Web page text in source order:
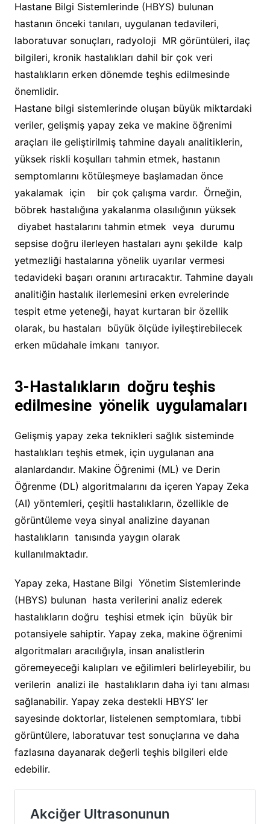
Hastane Bilgi Sistemlerinde (HBYS) bulunan
hastanın önceki tanıları, uygulanan tedavileri,
laboratuvar sonuçları, radyoloji MR görüntüleri, ilaç
bilgileri, kronik hastalıkları dahil bir çok veri
hastalıkların erken dönemde teşhis edilmesinde
önemlidir.
Hastane bilgi sistemlerinde oluşan büyük miktardaki
veriler, gelişmiş yapay zeka ve makine öğrenimi
araçları ile geliştirilmiş tahmine dayalı analitiklerin,
yüksek riskli koşulları tahmin etmek, hastanın
semptomlarını kötüleşmeye başlamadan önce
yakalamak için bir çok çalışma vardır. Örneğin,
böbrek hastalığına yakalanma olasılığının yüksek
diyabet hastalarını tahmin etmek veya durumu
sepsise doğru ilerleyen hastaları aynı şekilde kalp
yetmezliği hastalarına yönelik uyarılar vermesi
tedavideki başarı oranını artıracaktır. Tahmine dayalı
analitiğin hastalık ilerlemesini erken evrelerinde
tespit etme yeteneği, hayat kurtaran bir özellik
olarak, bu hastaları büyük ölçüde iyileştirebilecek
erken müdahale imkanı tanıyor.
3-Hastalıkların doğru teşhis
edilmesine yönelik uygulamaları
Gelişmiş yapay zeka teknikleri sağlık sisteminde
hastalıkları teşhis etmek, için uygulanan ana
alanlardandır. Makine Öğrenimi (ML) ve Derin
Öğrenme (DL) algoritmalarını da içeren Yapay Zeka
(AI) yöntemleri, çeşitli hastalıkların, özellikle de
görüntüleme veya sinyal analizine dayanan
hastalıkların tanısında yaygın olarak
kullanılmaktadır.
Yapay zeka, Hastane Bilgi Yönetim Sistemlerinde
(HBYS) bulunan hasta verilerini analiz ederek
hastalıkların doğru teşhisi etmek için büyük bir
potansiyele sahiptir. Yapay zeka, makine öğrenimi
algoritmaları aracılığıyla, insan analistlerin
göremeyeceği kalıpları ve eğilimleri belirleyebilir, bu
verilerin analizi ile hastalıkların daha iyi tanı alması
sağlanabilir. Yapay zeka destekli HBYS’ ler
sayesinde doktorlar, listelenen semptomlara, tıbbi
görüntülere, laboratuvar test sonuçlarına ve daha
fazlasına dayanarak değerli teşhis bilgileri elde
edebilir.